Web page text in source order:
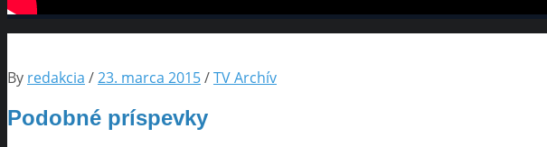
By redakcia /23. marca 2015/TV Archív
Podobné príspevky